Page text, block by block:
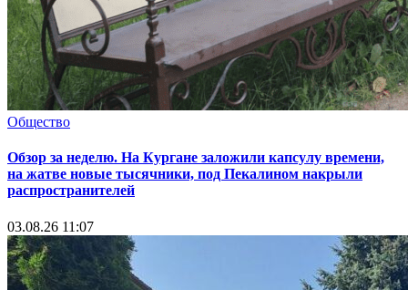
Общество
Обзор за неделю. На Кургане заложили капсулу времени,
на жатве новые тысячники, под Пекалином накрыли
распространителей
03.08.26 11:07